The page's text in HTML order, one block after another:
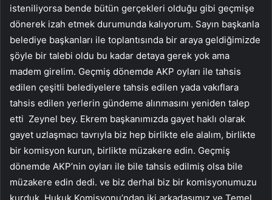
isteniliyorsa bende bütün gerçekleri olduğu gibi geçmişe
dönerek izah etmek durumunda kalıyorum. Sayın başkanla
belediye başkanları ile toplantısında bir araya geldiğimizde
şöyle bir talebi oldu bu kadar detaya gerek yok ama
madem girelim. Geçmiş dönemde AKP oyları ile tahsis
edilen çeşitli belediyelere tahsis edilen yada vakıflara
tahsis edilen yerlerin gündeme alınmasını yeniden talep
etti Zeynel bey. Ekrem başkanımızda gayet haklı olarak
gayet uzlaşmacı tavrıyla biz hep birlikte ele alalım, birlikte
bir komisyon kurun, birlikte müzakere edin. Geçmiş
dönemde AKP’nin oyları ile bile tahsis edilmiş olsa bile
müzakere edin dedi. ve biz derhal biz bir komisyonumuzu